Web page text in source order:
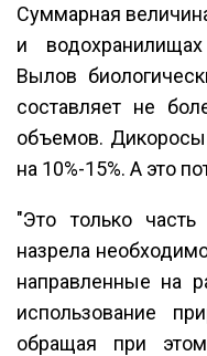
Суммарная
и
Вылов
составляет не
объемов. Дикоросы
на 10%-15%. А это
"Это только
назрела
направленные на
использование
обращая при